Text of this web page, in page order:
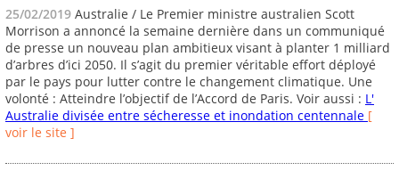
25/02/2019 Australie / Le Premier ministre australien Scott
Morrison a annoncé la semaine dernière dans un communiqué
de presse un nouveau plan ambitieux visant à planter 1 milliard
d’arbres d’ici 2050. Il s’agit du premier véritable effort déployé
par le pays pour lutter contre le changement climatique. Une
volonté : Atteindre l’objectif de l’Accord de Paris. Voir aussi : L'
Australie divisée entre sécheresse et inondation centennale [
voir le site ]